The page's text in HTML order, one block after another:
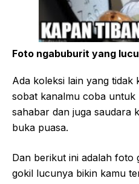
Foto ngabuburit yang
Ada koleksi lain yang
sobat kanalmu coba untuk
sahabar dan juga saudara
buka puasa.
Dan berikut ini adalah foto
gokil lucunya bikin kamu